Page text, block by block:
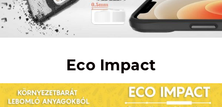
Eco Impact